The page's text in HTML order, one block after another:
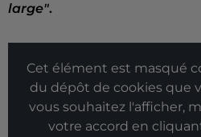
large".
Cet élément est masqué
du dépôt de cookies que
vous souhaitez l'afficher,
votre accord en